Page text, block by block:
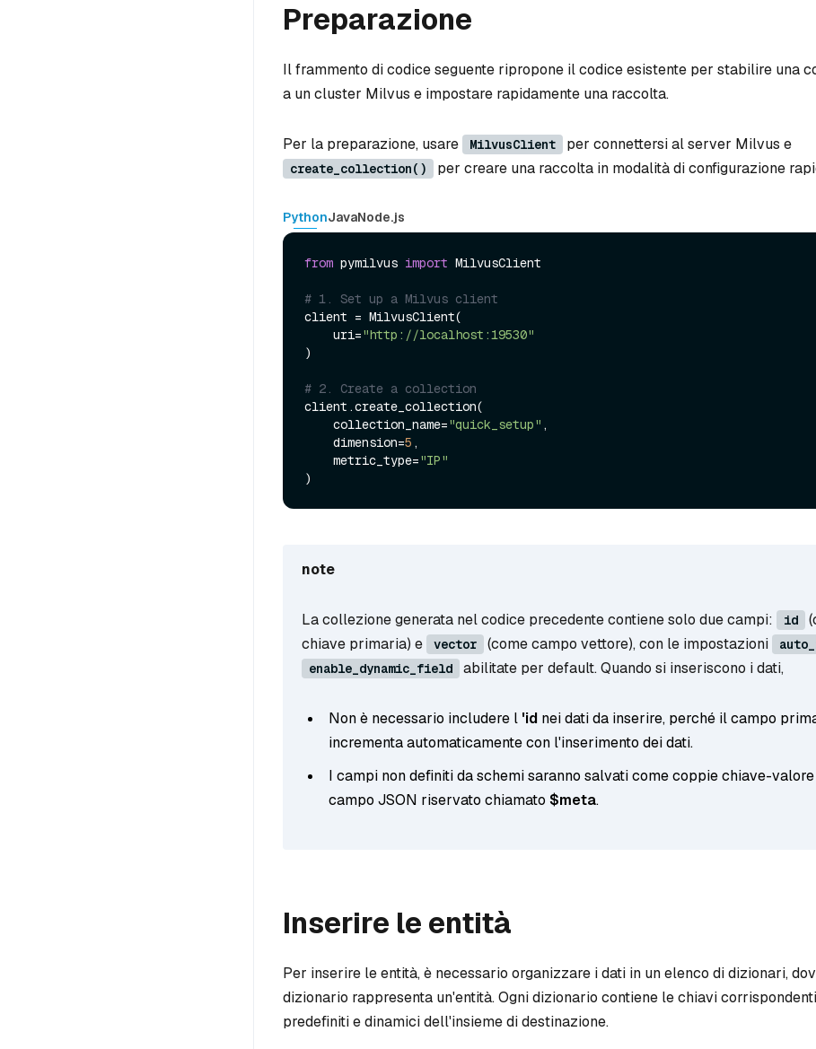
Preparazione
Il frammento di codice seguente ripropone il codice esistente per stabilire una
a un cluster Milvus e impostare rapidamente una raccolta.
Per la preparazione, usare MilvusClient per connettersi al server Milvus e
create_collection() per creare una raccolta in modalità di configurazione
PythonJavaNode.js
from pymilvus import MilvusClient
# 1. Set up a Milvus client
client = MilvusClient(
    uri=
"http://localhost:19530"
)
# 2. Create a collection
client.create_collection(
    collection_name=
"quick_setup" ,
    dimension=
5 ,
    metric_type=
"IP"
note
La collezione generata nel codice precedente contiene solo due campi: id
chiave primaria) e
vector (come campo vettore), con le impostazioni
enable_dynamic_field abilitate per default. Quando si inseriscono i dati,
Non è necessario includere l 'id nei dati da inserire, perché il campo
incrementa automaticamente con l'inserimento dei dati.
I campi non definiti da schemi saranno salvati come coppie chiave-
campo JSON riservato chiamato $meta.
Inserire le entità
Per inserire le entità, è necessario organizzare i dati in un elenco di dizionari,
dizionario rappresenta un'entità. Ogni dizionario contiene le chiavi
predefiniti e dinamici dell'insieme di destinazione.